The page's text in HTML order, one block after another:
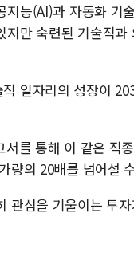
지능(AI)과 자동화 기
지만 숙련된 기술직
일자리의 성장이
를 통해 이 같은 직
량의 20배를 넘어설
관심을 기울이는 투